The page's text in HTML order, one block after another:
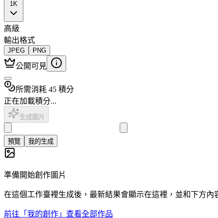
1K
高級
輸出格式
JPEG PNG
公開可見
所需消耗 45 積分
正在加載積分...
生成圖片
預覽 我的生成
準備開始創作圖片
在這個工作臺裡生成後，最新結果會顯示在這裡，並和下方內
前往「我的創作」查看全部作品